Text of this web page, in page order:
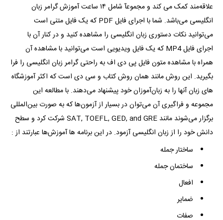
علاقه‌مند کمک می کند و مجموعآ شامل ۱۴ ساعت آموزش گرامر زبان
انگلیسی می‌باشد. شما با اجرای فایل PDF که یک فایل متنی است
می‌توانید نکات دستوری زبان انگلیسی را مشاهده کنید و در کنار آن با
اجرای فایل MP4 که یک فایل ویدیویی است می‌توانید با مشاهده آن
همراه با مشاهده متون فایل پی دی اف به راحتی گرامر زبان انگلیسی را فرا
بگیرید. این روش مانند همان روش کتاب و سی دی است که اکثر آموزشگاه
های زبان آنها را به زبان‌آموزان خود پیشنهاد می‌دهند. با مطالعه این
مجموعه و فراگیری آن می‌توان در بسیار از آزمون‌ها که به صورت بین‌المللی
برگزار می‌شوند مانند SAT, TOEFL, GED, and GRE شرکت کرد و سطح
دانش خود را از زبان انگلیسی آزمود. در این برنامه ها آموزش‌ها عبارتند از :
ساختار جمله
ساختمان جمله
افعال
ضمایر
صفات